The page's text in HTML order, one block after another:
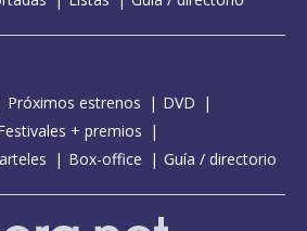
Próximos estrenos
DVD
+ premios
Box-office Guía / directorio